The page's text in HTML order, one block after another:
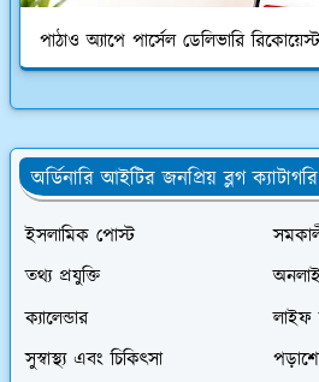
পাঠাও অ্যাপে পার্সেল ডেলিভারি
অর্ডিনারি আইটির জনপ্রিয় ব্লগ ক্যাটাগরি
ইসলামিক পোস্ট
তথ্য প্রযুক্তি
ক্যালেন্ডার
লাইফ
সুস্বাস্থ্য এবং চিকিৎসা